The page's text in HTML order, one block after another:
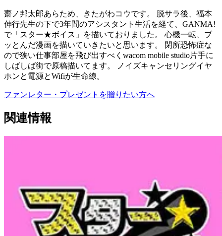
齋ノ邦太郎あらため、きたがわコウです。 脱サラ後、福本
伸行先生の下で3年間のアシスタント生活を経て、GANMA!
で「スター★ボイス」を描いておりました。 心機一転、ブ
ッとんだ漫画を描いていきたいと思います。 閉所恐怖症な
ので狭い仕事部屋を飛び出すべくwacom mobile studio片手に
しばしば街で原稿描いてます。 ノイズキャンセリングイヤ
ホンと電源とWifiが生命線。
ファンレター・プレゼントを贈りたい方へ
関連情報